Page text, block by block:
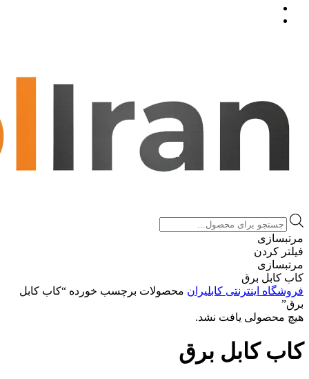
Products
search
مرتبسازی
فیلتر کردن
مرتبسازی
کاب کابل برق
فروشگاه اینترنتی کابلیران محصولات برچسب خورده “کاب کابل
برق”
هیچ محصولی یافت نشد.
کاب کابل برق